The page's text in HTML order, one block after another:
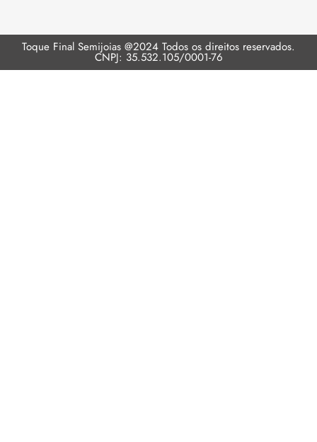
Toque Final Semijoias @2024 Todos os direitos reservados.
CNPJ: 35.532.105/0001-76